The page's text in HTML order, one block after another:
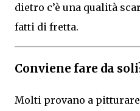
dietro c’è una qualità
fatti di fretta.
Conviene fare da
Molti provano a